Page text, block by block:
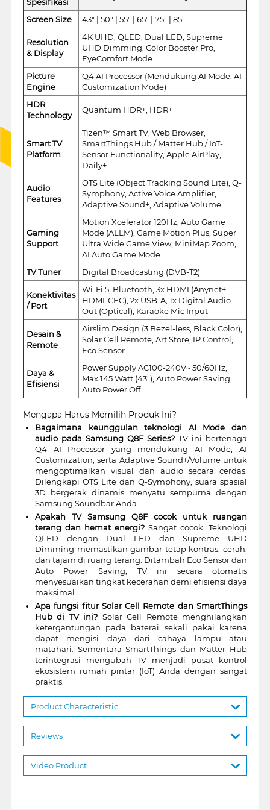
Screen Size 43" | 50" | 55" | 65" | 75" | 85"
Resolution
& Display
4K UHD, QLED, Dual LED, Supreme
UHD Dimming, Color Booster Pro,
EyeComfort Mode
Picture
Engine
Q4 AI Processor (Mendukung AI Mode, AI
Customization Mode)
HDR
Technology
Quantum HDR+, HDR+
Smart TV
Platform
Tizen™ Smart TV, Web Browser,
SmartThings Hub / Matter Hub / IoT-
Sensor Functionality, Apple AirPlay,
Daily+
Audio
Features
OTS Lite (Object Tracking Sound Lite), Q-
Symphony, Active Voice Amplifier,
Adaptive Sound+, Adaptive Volume
Gaming
Support
Motion Xcelerator 120Hz, Auto Game
Mode (ALLM), Game Motion Plus, Super
Ultra Wide Game View, MiniMap Zoom,
AI Auto Game Mode
TV Tuner
Digital Broadcasting (DVB-T2)
Konektivitas
/ Port
Wi-Fi 5, Bluetooth, 3x HDMI (Anynet+
HDMI-CEC), 2x USB-A, 1x Digital Audio
Out (Optical), Karaoke Mic Input
Desain &
Remote
Airslim Design (3 Bezel-less, Black Color),
Solar Cell Remote, Art Store, IP Control,
Eco Sensor
Daya &
Efisiensi
Power Supply AC100-240V~ 50/60Hz,
Max 145 Watt (43"), Auto Power Saving,
Auto Power Off
Mengapa Harus Memilih Produk Ini?
Bagaimana keunggulan teknologi AI Mode dan
audio pada Samsung Q8F Series? TV ini bertenaga
Q4 AI Processor yang mendukung AI Mode, AI
Customization, serta Adaptive Sound+/Volume untuk
mengoptimalkan visual dan audio secara cerdas.
Dilengkapi OTS Lite dan Q-Symphony, suara spasial
3D bergerak dinamis menyatu sempurna dengan
Samsung Soundbar Anda.
Apakah TV Samsung Q8F cocok untuk ruangan
terang dan hemat energi? Sangat cocok. Teknologi
QLED dengan Dual LED dan Supreme UHD
Dimming memastikan gambar tetap kontras, cerah,
dan tajam di ruang terang. Ditambah Eco Sensor dan
Auto Power Saving, TV ini secara otomatis
menyesuaikan tingkat kecerahan demi efisiensi daya
maksimal.
Apa fungsi fitur Solar Cell Remote dan SmartThings
Hub di TV ini? Solar Cell Remote menghilangkan
ketergantungan pada baterai sekali pakai karena
dapat mengisi daya dari cahaya lampu atau
matahari. Sementara SmartThings dan Matter Hub
terintegrasi mengubah TV menjadi pusat kontrol
ekosistem rumah pintar (IoT) Anda dengan sangat
praktis.
Product Characteristic
Reviews
Video Product